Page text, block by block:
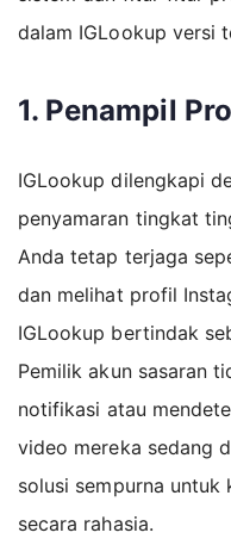
dalam IGLookup versi
1. Penampil
IGLookup dilengkapi
penyamaran tingkat
Anda tetap terjaga
dan melihat profil
IGLookup bertindak
Pemilik akun sasaran
notifikasi atau
video mereka sedang
solusi sempurna untuk
secara rahasia.